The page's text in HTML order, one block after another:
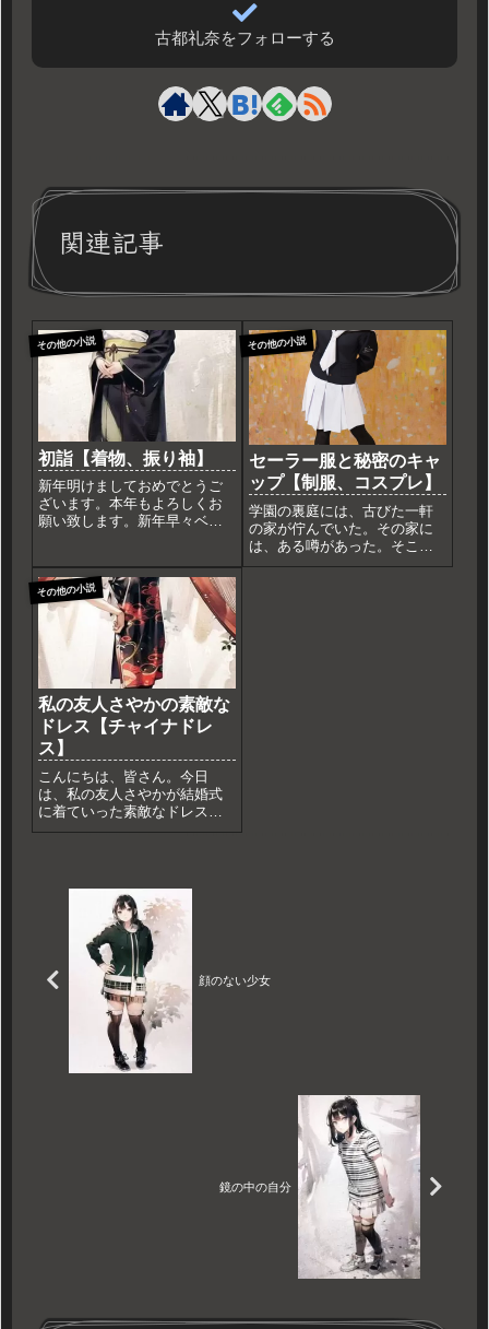
古都礼奈をフォローする
関連記事
その他の小説
初詣【着物、振り袖】
新年明けましておめでとうご
ざいます。本年もよろしくお
願い致します。新年早々ベタ
社に向かった。今年はコロナ
ウイルスの影響で、家族や友
人と一緒に行くことができな
かった。それでも、私は新し
い年に...
その他の小説
セーラー服と秘密のキャ
ップ【制服、コスプレ】
学園の裏庭には、古びた一軒
の家が佇んでいた。その家に
は、ある噂があった。そこに
住むのは、普通の学生ではな
その他の小説
私の友人さやかの素敵な
ドレス【チャイナドレ
ス】
こんにちは、皆さん。今日
は、私の友人さやかが結婚式
に着ていった素敵なドレスに
ついて紹介したいと思いま
作りました。彼女はこの写真
を撮って送ってくれました。
さやかはと...
顔のない少女
鏡の中の自分